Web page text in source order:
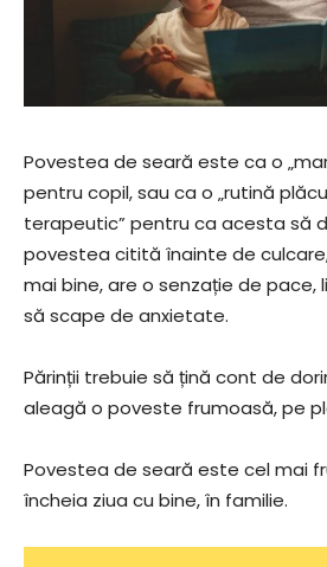
Povestea de seară este ca o
pentru copil, sau ca o „rutină
terapeutic” pentru ca acesta să
povestea citită înainte de
mai bine, are o senzație de pace,
să scape de anxietate.
Părinții trebuie să țină cont de
aleagă o poveste frumoasă, pe
Povestea de seară este cel mai
încheia ziua cu bine, în familie.